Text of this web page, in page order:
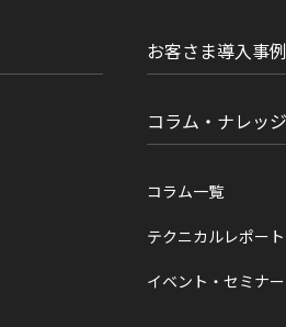
お客さま導入事例
コラム・ナレッジ
コラム一覧
テクニカルレポー
イベント・セミナ